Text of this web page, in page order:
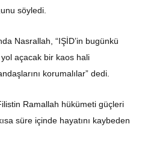
söyledi.
Nasrallah, “IŞİD’in bugünkü
yol açacak bir kaos hali
korumalılar” dedi.
Ramallah hükümeti güçleri
süre içinde hayatını kaybeden